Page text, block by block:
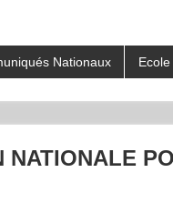
Nationaux
NATIONALE